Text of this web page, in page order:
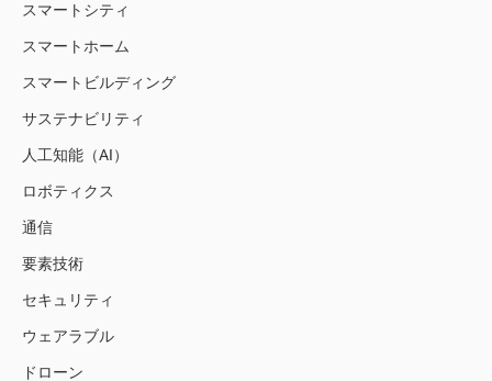
スマートシティ
スマートホーム
スマートビルディング
サステナビリティ
人工知能（AI）
ロボティクス
通信
要素技術
セキュリティ
ウェアラブル
ドローン